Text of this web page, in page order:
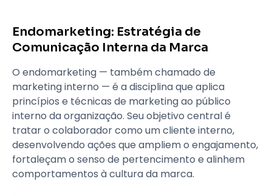
Endomarketing: Estratégia de
Comunicação Interna da Marca
O endomarketing — também chamado de
marketing interno — é a disciplina que aplica
princípios e técnicas de marketing ao público
interno da organização. Seu objetivo central é
tratar o colaborador como um cliente interno,
desenvolvendo ações que ampliem o engajamento,
fortaleçam o senso de pertencimento e alinhem
comportamentos à cultura da marca.